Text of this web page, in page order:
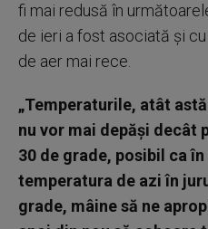
fi mai redusă în
de ieri a fost asociată şi
de aer mai rece.
„Temperaturile, atât
nu vor mai depăşi decât
30 de grade, posibil ca
temperatura de azi în
grade, mâine să ne